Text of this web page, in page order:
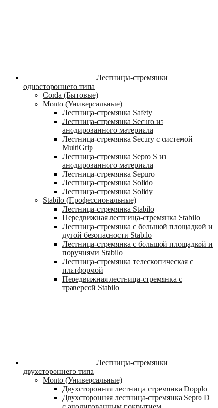
Лестницы-стремянки
одностороннего типа
Corda (Бытовые)
Monto (Универсальные)
Лестница-стремянка Safety
Лестница-стремянка Securo из
анодированного материала
Лестница-стремянка Secury с системой
MultiGrip
Лестница-стремянка Sepro S из
анодированного материала
Лестница-стремянка Sepuro
Лестница-стремянка Solido
Лестница-стремянка Solidy
Stabilo (Профессиональные)
Лестница-стремянка Stabilo
Передвижная лестница-стремянка Stabilo
Лестница-стремянка с большой площадкой и
дугой безопасности Stabilo
Лестница-стремянка с большой площадкой и
поручнями Stabilo
Лестница-стремянка телескопическая с
платформой
Передвижная лестница-стремянка с
траверсой Stabilo
Лестницы-стремянки
двухстороннего типа
Monto (Универсальные)
Двухсторонняя лестница-стремянка Dopplo
Двухсторонняя лестница-стремянка Sepro D